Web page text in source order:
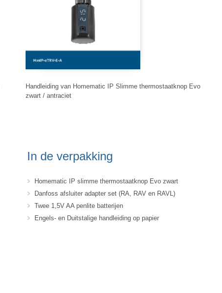
Handleiding van Homematic IP Slimme thermostaatknop Evo
zwart / antraciet
In de verpakking
Homematic IP slimme thermostaatknop Evo zwart
Danfoss afsluiter adapter set (RA, RAV en RAVL)
Twee 1,5V AA penlite batterijen
Engels- en Duitstalige handleiding op papier